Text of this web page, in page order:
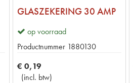
GLASZEKERING 30 AMP
op voorraad
Productnummer 1880130
€ 0,19
(incl. btw)